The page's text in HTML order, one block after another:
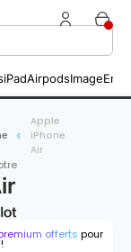
iPadAirpodsImage
Apple
iPhone
Air
offerts pour